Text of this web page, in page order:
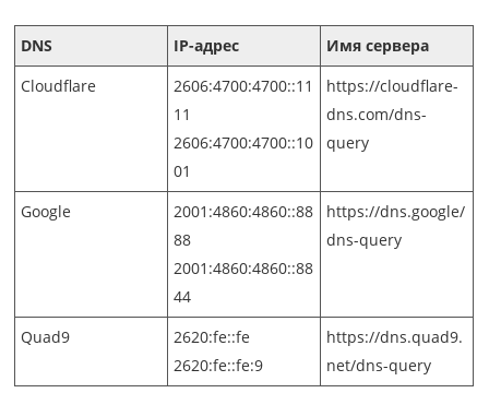
DNS IP-адрес
Имя сервера
Cloudflare
2606:4700:4700::11
11
2606:4700:4700::10
01
https://cloudflare-
dns.com/dns-
query
Google
2001:4860:4860::88
88
2001:4860:4860::88
44
https://dns.google/
dns-query
Quad9
2620:fe::fe
2620:fe::fe:9
https://dns.quad9.
net/dns-query